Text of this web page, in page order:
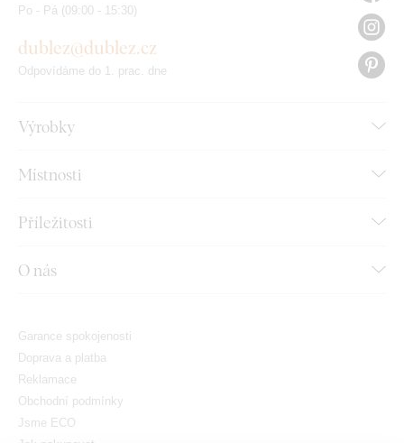
Výrobky
Místnosti
Příležitosti
O nás
Po - Pá (09:00 - 15:30)
dublez@dublez.cz
Odpovídáme do 1. prac. dne
Garance spokojenosti
Doprava a platba
Reklamace
Obchodní podmínky
Jsme ECO